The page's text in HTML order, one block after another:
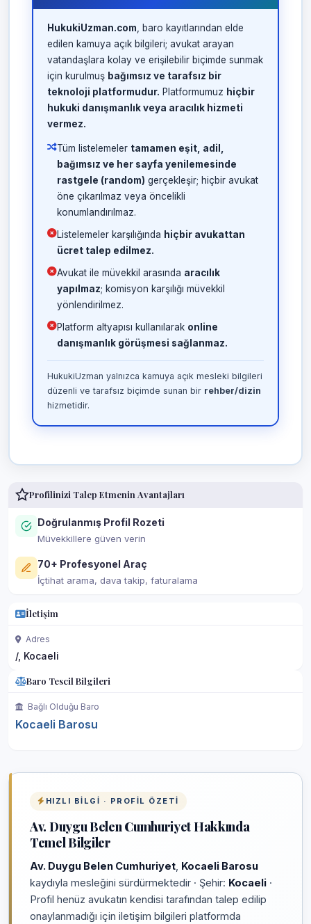
HukukiUzman.com , baro kayıtlarından elde
edilen kamuya açık bilgileri; avukat arayan
vatandaşlara kolay ve erişilebilir biçimde sunmak
için kurulmuş bağımsız ve tarafsız bir
teknoloji platformudur. Platformumuz hiçbir
hukuki danışmanlık veya aracılık hizmeti
vermez.
Tüm listelemeler tamamen eşit, adil,
bağımsız ve her sayfa yenilemesinde
rastgele (random) gerçekleşir; hiçbir avukat
öne çıkarılmaz veya öncelikli
konumlandırılmaz.
Listelemeler karşılığında hiçbir avukattan
ücret talep edilmez.
Avukat ile müvekkil arasında aracılık
yapılmaz; komisyon karşılığı müvekkil
yönlendirilmez.
Platform altyapısı kullanılarak online
danışmanlık görüşmesi sağlanmaz.
HukukiUzman yalnızca kamuya açık mesleki bilgileri
düzenli ve tarafsız biçimde sunan bir rehber/dizin
hizmetidir.
Profilinizi Talep Etmenin Avantajları
Doğrulanmış Profil Rozeti
Müvekkillere güven verin
70+ Profesyonel Araç
İçtihat arama, dava takip, faturalama
İletişim
Adres
/, Kocaeli
Baro Tescil Bilgileri
Bağlı Olduğu Baro
Kocaeli Barosu
HIZLI BILGI · PROFIL ÖZETI
Av. Duygu Belen Cumhuriyet Hakkında
Temel Bilgiler
Av. Duygu Belen Cumhuriyet Kocaeli Barosu
kaydıyla mesleğini sürdürmektedir · Şehir: Kocaeli ·
Profil henüz avukatın kendisi tarafından talep edilip
onaylanmadığı için iletişim bilgileri platformda